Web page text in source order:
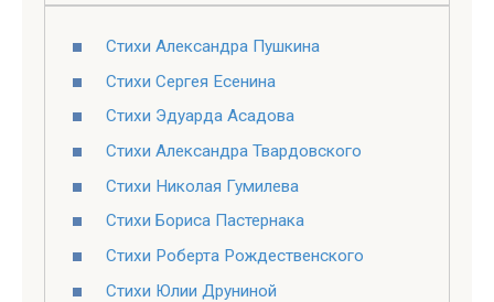
Стихи Александра Пушкина
Стихи Сергея Есенина
Стихи Эдуарда Асадова
Стихи Александра Твардовского
Стихи Николая Гумилева
Стихи Бориса Пастернака
Стихи Роберта Рождественского
Стихи Юлии Друниной